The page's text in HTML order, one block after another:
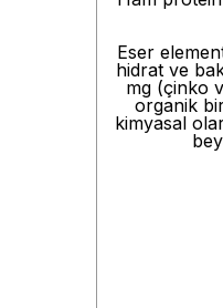
Eser
hidrat ve
mg (çinko
organik
kimyasal